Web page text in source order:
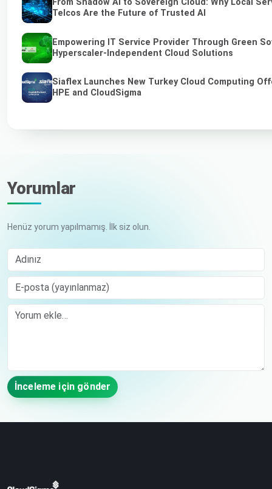
From Shadow AI to Sovereign Cloud: Why Local
Telcos Are the Future of Trusted AI
Empowering IT Service Provider Through Green
Hyperscaler-Independent Cloud Solutions
Siaflex Launches New Turkey Cloud Computing
HPE and CloudSigma
Yorumlar
Henüz yorum yapılmamış. İlk siz olun.
Adınız
E-posta (yayınlanmaz)
Comment
İnceleme için gönder